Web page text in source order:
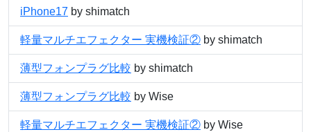
iPhone17 by shimatch
軽量マルチエフェクター 実機検証② by shimatch
薄型フォンプラグ比較 by shimatch
薄型フォンプラグ比較 by Wise
軽量マルチエフェクター 実機検証② by Wise